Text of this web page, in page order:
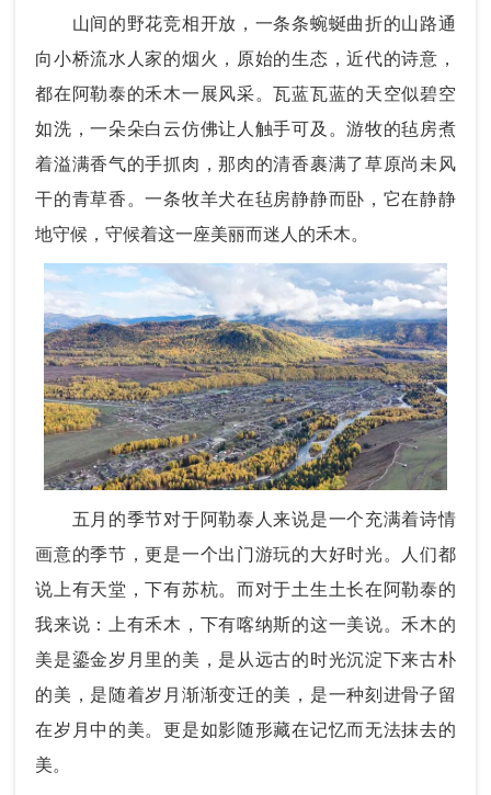
山间的野花竞相开放，一条条蜿蜒曲折的山路通
向小桥流水人家的烟火，原始的生态，近代的诗意，
都在阿勒泰的禾木一展风采。瓦蓝瓦蓝的天空似碧空
如洗，一朵朵白云仿佛让人触手可及。游牧的毡房煮
着溢满香气的手抓肉，那肉的清香裹满了草原尚未风
干的青草香。一条牧羊犬在毡房静静而卧，它在静静
地守候，守候着这一座美丽而迷人的禾木。
五月的季节对于阿勒泰人来说是一个充满着诗情
画意的季节，更是一个出门游玩的大好时光。人们都
说上有天堂，下有苏杭。而对于土生土长在阿勒泰的
我来说：上有禾木，下有喀纳斯的这一美说。禾木的
美是鎏金岁月里的美，是从远古的时光沉淀下来古朴
的美，是随着岁月渐渐变迁的美，是一种刻进骨子留
在岁月中的美。更是如影随形藏在记忆而无法抹去的
美。